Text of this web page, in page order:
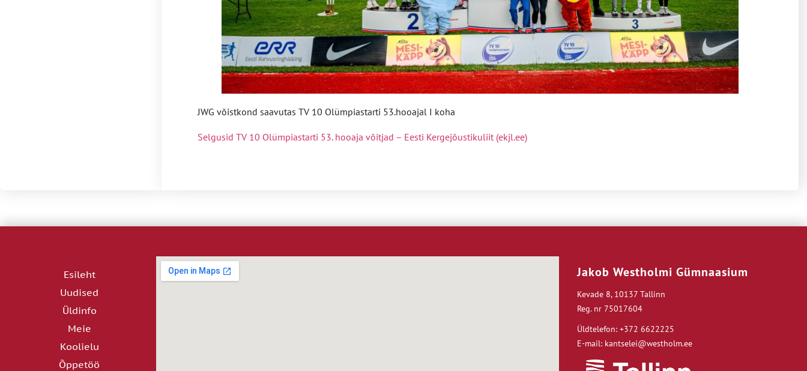
JWG võistkond saavutas TV 10 Olümpiastarti 53.hooajal I koha
Selgusid TV 10 Olümpiastarti 53. hooaja võitjad – Eesti Kergejõustikuliit (ekjl.ee)
Esileht
Uudised
Üldinfo
Meie
Koolielu
Õppetöö
Jakob Westholmi Gümnaasium
Kevade 8, 10137 Tallinn
Reg. nr 75017604
Üldtelefon: +372 6622225
E-mail: kantselei@westholm.ee